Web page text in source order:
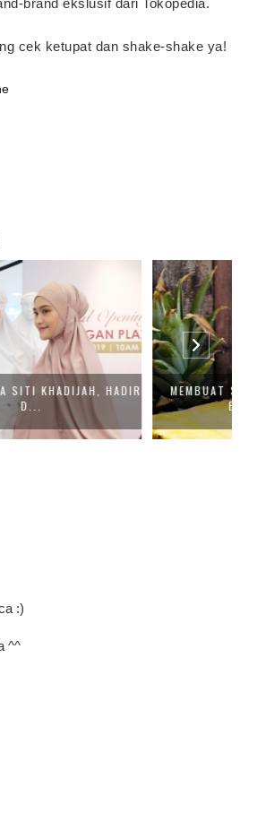
cek ketupat dan shake-shake ya!
MEMBUAT SELAI NANAS DENGAN
:)
^^